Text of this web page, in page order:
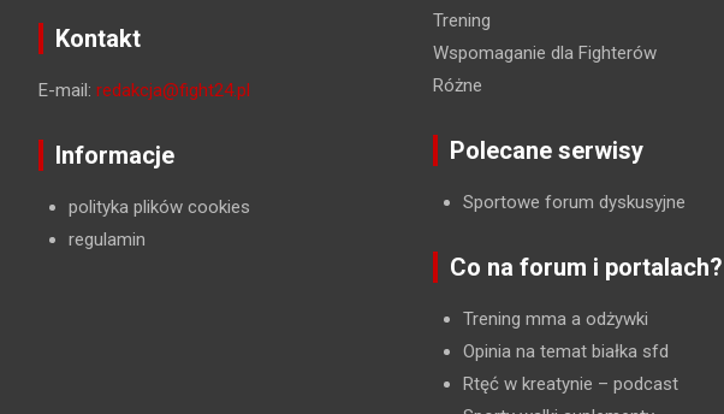
Kontakt
E-mail: redakcja@fight24.pl
Informacje
polityka plików cookies
regulamin
Trening
Wspomaganie dla Fighterów
Różne
Polecane serwisy
Sportowe forum dyskusyjne
Co na forum i portalach?
Trening mma a odżywki
Opinia na temat białka sfd
Rtęć w kreatynie – podcast